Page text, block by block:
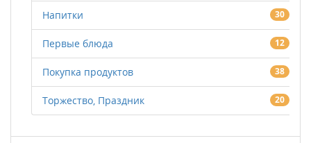
Напитки 30
Первые блюда 12
Покупка продуктов 38
Торжество, Праздник 20